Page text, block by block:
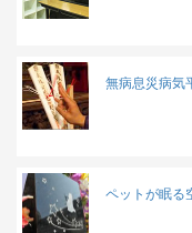
無病息災病気
ペットが眠る